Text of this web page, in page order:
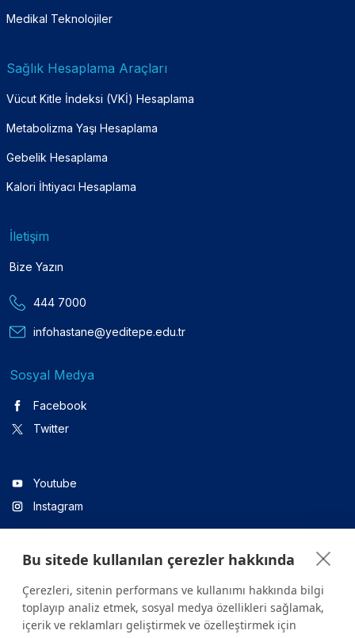
Medikal Teknolojiler
Sağlık Hesaplama Araçları
Vücut Kitle İndeksi (VKİ) Hesaplama
Metabolizma Yaşı Hesaplama
Gebelik Hesaplama
Kalori İhtiyacı Hesaplama
İletişim
Bize Yazın
444 7000
infohastane@yeditepe.edu.tr
Sosyal Medya
Facebook
Twitter
Youtube
Instagram
Linkedin
Bu sitede kullanılan çerezler hakkında
Çerezleri, sitenin performans ve kullanımı hakkında bilgi
toplayıp analiz etmek, sosyal medya özellikleri sağlamak,
içerik ve reklamları geliştirmek ve özelleştirmek için